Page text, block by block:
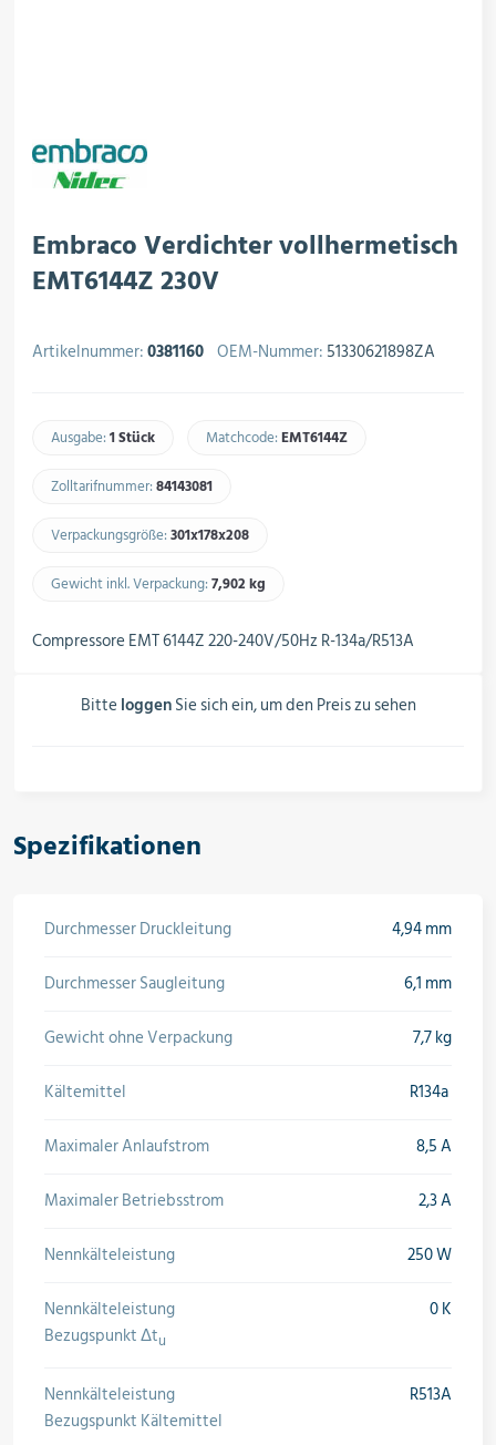
Schaltschränke
Installationsmaterial
Kältemittel & Technische Gase
Angebote
Neu im Sortiment
Embraco Verdichter vollhermetisch
EMT6144Z 230V
Artikelnummer:0381160 OEM-Nummer: 51330621898ZA
Ausgabe:1 Stück Matchcode:EMT6144Z​
Zolltarifnummer:84143081​
Verpackungsgröße:301x178x208​
Gewicht inkl. Verpackung:7,902 kg​
Compressore EMT 6144Z 220-240V/50Hz R-134a/R513A
Bitte loggenSie sich ein, um den Preis zu sehen
Spezifikationen
Durchmesser Druckleitung
4,94 mm
Durchmesser Saugleitung
6,1 mm
Gewicht ohne Verpackung
7,7 kg
Kältemittel
R134a
Maximaler Anlaufstrom
8,5 A
Maximaler Betriebsstrom
2,3 A
Nennkälteleistung
250 W
Nennkälteleistung
Bezugspunkt Δtu
0 K
Nennkälteleistung
Bezugspunkt Kältemittel
R513A